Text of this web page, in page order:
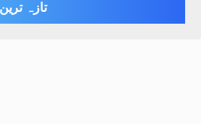
تازہ ترین